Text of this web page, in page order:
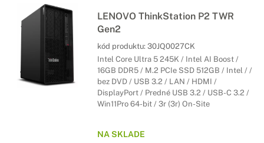
LENOVO ThinkStation P2 TWR
Gen2
kód produktu: 30JQ0027CK
Intel Core Ultra 5 245K / Intel AI Boost /
16GB DDR5 / M.2 PCIe SSD 512GB / Intel / /
bez DVD / USB 3.2 / LAN / HDMI /
DisplayPort / Predné USB 3.2 / USB-C 3.2 /
Win11Pro 64-bit / 3r (3r) On-Site
NA SKLADE